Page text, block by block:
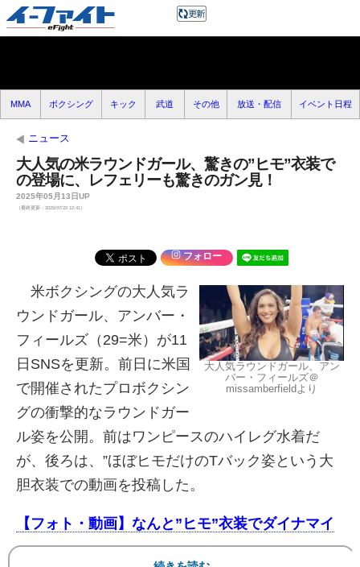
MMA ボクシング キック 武道 その他 放送・配信 イベント日程
ニュース
大人気の米ラウンドガール、驚きの”ヒモ”衣装で
の登場に、レフェリーも驚きのガン見！
2025年05月13日UP
（最終更新：2025/07/22 12:41）
フォロー
大人気ラウンドガール、アン
バー・フィールズ＠
missamberfieldより
米ボクシングの大人気ラ
ウンドガール、アンバー・
フィールズ（29=米）が11
日SNSを更新。前日に米国
で開催されたプロボクシン
グの衝撃的なラウンドガー
ル姿を公開。前はワンピースのハイレグ水着だ
が、後ろは、”ほぼヒモだけのTバック姿という大
胆衣装での動画を投稿した。
【フォト・動画】なんと”ヒモ”衣装でダイナマイ
トボディ！ド迫力なビキニ姿も